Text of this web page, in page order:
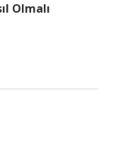
Olmalı